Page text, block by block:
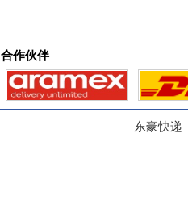
合作伙伴
东豪快递